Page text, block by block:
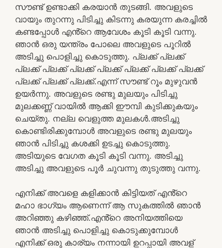
സൗണ്ട് ഉണ്ടാക്കി കരയാൻ തുടങ്ങി. അവളുടെ
വായും തുറന്നു പിടിച്ചു കിടന്നു കരയുന്ന കരച്ചിൽ
കണ്ടപ്പോൾ എൻ്റെ ആവേശം കൂടി കൂടി വന്നു.
ഞാൻ ഒരു യന്ത്രം പോലെ അവളുടെ പൂറിൽ
അടിച്ചു പൊളിച്ചു കൊടുത്തു. പ്ലക്ക് പ്ലക്ക്
പ്ലക്ക് പ്ലക്ക് പ്ലക്ക് പ്ലക്ക് പ്ലക്ക് പ്ലക്ക് പ്ലക്ക്
പ്ലക്ക് പ്ലക്ക് പ്ലക്ക്.എന്ന് സൗണ്ട് റൂം മുഴുവൻ
ഉയർന്നു. അവളുടെ രണ്ടു മുലയും പിടിച്ചു
മുലക്കണ്ണ് വായിൽ ആക്കി ഈമ്പി കുടിക്കുകയും
ചെയ്തു. നല്ല വെളുത്ത മുലകൾ.അടിച്ചു
കൊണ്ടിരിക്കുമ്പോൾ അവളുടെ രണ്ടു മുലയും
ഞാൻ പിടിച്ചു കശക്കി ഉടച്ചു കൊടുത്തു.
അടിയുടെ വേഗത കൂടി കൂടി വന്നു. അടിച്ചു
അടിച്ചു അവളുടെ പൂർ ചുവന്നു തുടുത്തു വന്നു.
എനിക്ക് അവളെ കളിക്കാൻ കിട്ടിയത് എൻ്റെ
മഹാ ഭാഗ്യം ആണെന്ന് ആ സുകത്തിൽ ഞാൻ
അറിഞ്ഞു കഴിഞ്ഞ്.എൻ്റെ അനിയത്തിയെ
ഞാൻ അടിച്ചു പൊളിച്ചു കൊടുക്കുമ്പോൾ
എനിക്ക് ഒരു കാര്യം നന്നായി ഉറപ്പായി അവള്